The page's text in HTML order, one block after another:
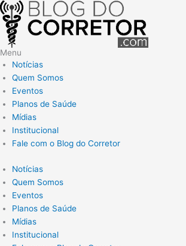
Menu
Notícias
Quem Somos
Eventos
Planos de Saúde
Mídias
Institucional
Fale com o Blog do Corretor
Notícias
Quem Somos
Eventos
Planos de Saúde
Mídias
Institucional